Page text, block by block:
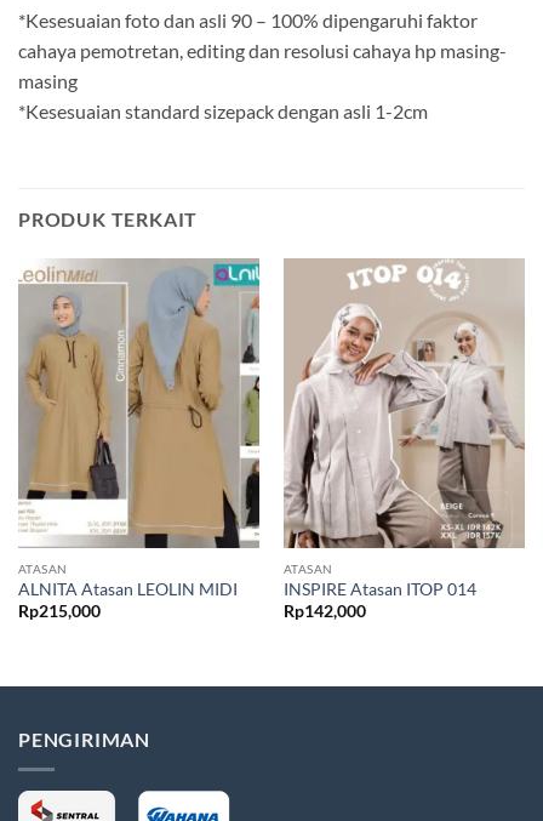
*Kesesuaian foto dan asli 90 – 100% dipengaruhi faktor
cahaya pemotretan, editing dan resolusi cahaya hp masing-
masing
*Kesesuaian standard sizepack dengan asli 1-2cm
PRODUK TERKAIT
ATASAN
ALNITA Atasan LEOLIN MIDI
Rp215,000
ATASAN
INSPIRE Atasan ITOP 014
Rp142,000
PENGIRIMAN